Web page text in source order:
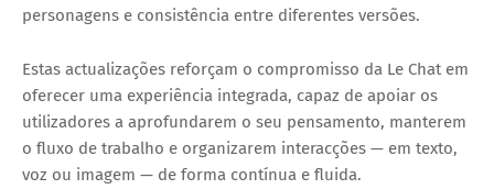
personagens e consistência entre diferentes versões.
Estas actualizações reforçam o compromisso da Le Chat em
oferecer uma experiência integrada, capaz de apoiar os
utilizadores a aprofundarem o seu pensamento, manterem
o fluxo de trabalho e organizarem interacções — em texto,
voz ou imagem — de forma contínua e fluida.